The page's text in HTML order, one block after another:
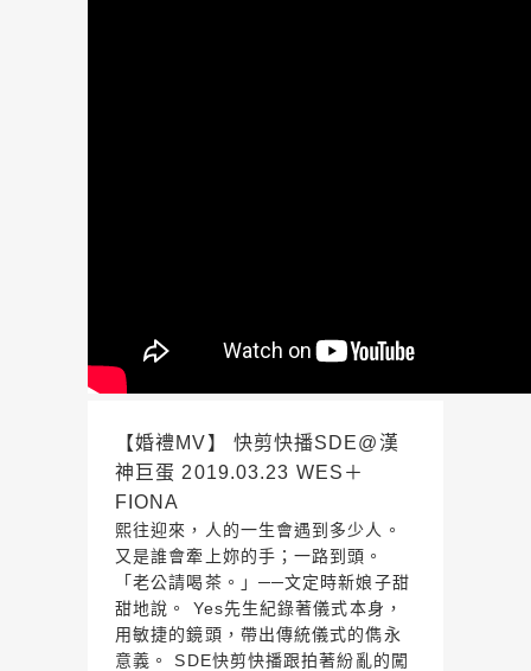
【婚禮MV】 快剪快播SDE@漢
神巨蛋 2019.03.23 WES＋
FIONA
熙往迎來，人的一生會遇到多少人。
又是誰會牽上妳的手；一路到頭。
「老公請喝茶。」──文定時新娘子甜
甜地說。 Yes先生紀錄著儀式本身，
用敏捷的鏡頭，帶出傳統儀式的儁永
意義。 SDE快剪快播跟拍著紛亂的闖